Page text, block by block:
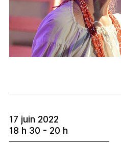
17 juin 2022
18 h 30 - 20 h